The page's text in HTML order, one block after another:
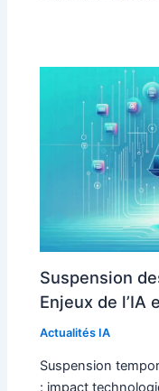
Suspension
Enjeux de l’IA
Actualités IA
Suspension